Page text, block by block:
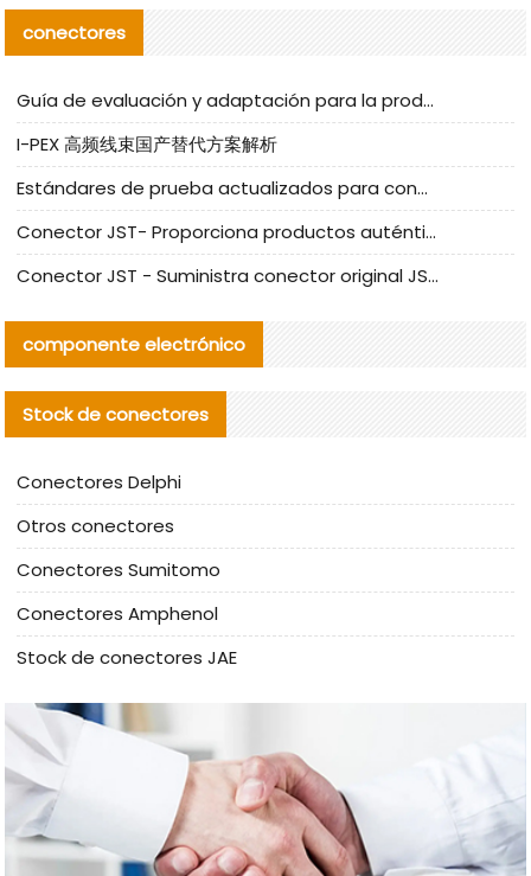
conectores
Guía de evaluación y adaptación para la producción en serie de componentes de cables nacionales para CNC Tech
I-PEX 高频线束国产替代方案解析
Estándares de prueba actualizados para conectores nacionales bajo la referencia de CLIFF
Conector JST- Proporciona productos auténticos y alternativos del conector JST NSHR-02V-S
Conector JST - Suministra conector original JST GHR-09V-S | productos alternativos
componente electrónico
Stock de conectores
Conectores Delphi
Otros conectores
Conectores Sumitomo
Conectores Amphenol
Stock de conectores JAE